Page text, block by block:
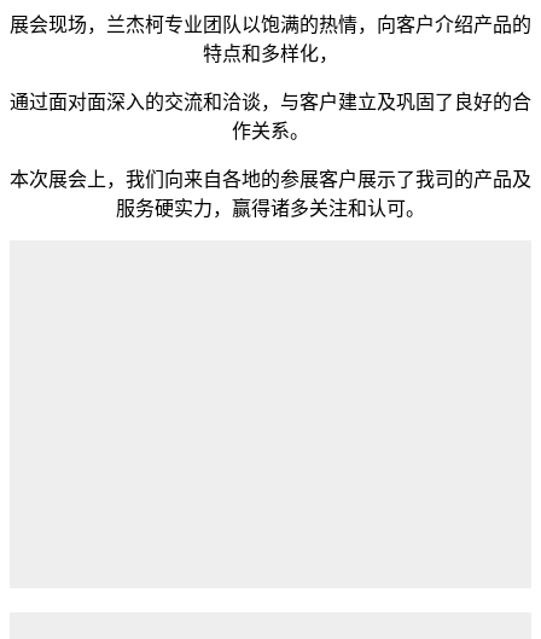
展会现场，兰杰柯专业团队以饱满的热情，向客户介绍产品的
特点和多样化，
通过面对面深入的交流和洽谈，与客户建立及巩固了良好的合
作关系。
本次展会上，我们向来自各地的参展客户展示了我司的产品及
服务硬实力，赢得诸多关注和认可。